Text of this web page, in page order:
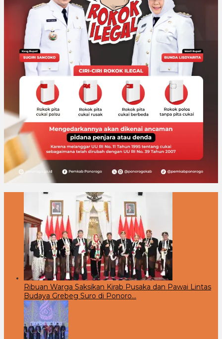
Ribuan Warga Saksikan Kirab Pusaka dan Pawai Lintas
Budaya Grebeg Suro di Ponoro…